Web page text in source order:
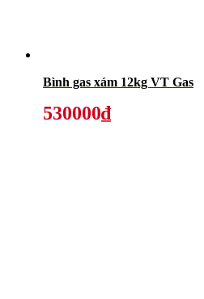
Bình gas xám 12kg VT Gas
530000₫